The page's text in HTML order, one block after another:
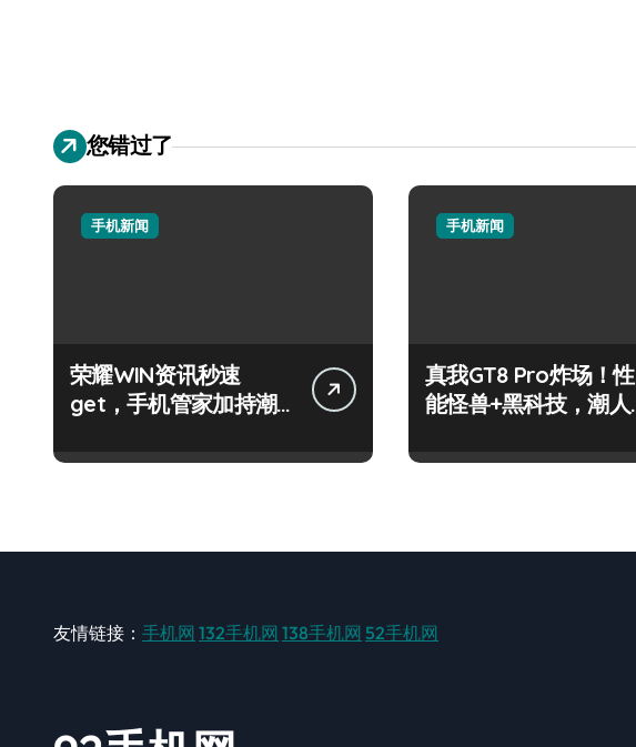
您错过了
手机新闻
荣耀WIN资讯秒速
get，手机管家加持潮
手机新闻
真我GT8 Pro炸场！性
能怪兽+黑科技，潮人
友情链接： 手机网 132手机网 138手机网 52手机网